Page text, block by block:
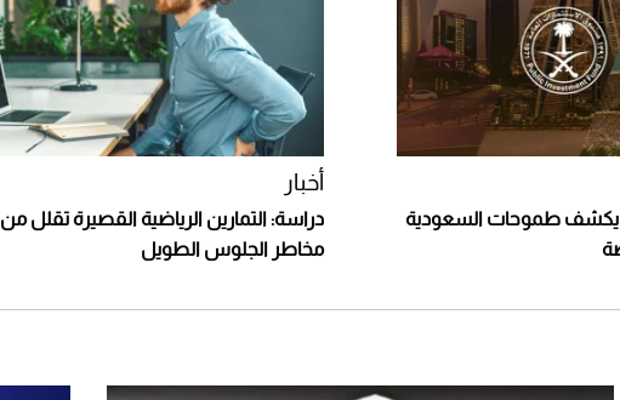
يكشف طموحات السعودية
أخبار
دراسة: التمارين الرياضية القصيرة تقلل من
مخاطر الجلوس الطويل